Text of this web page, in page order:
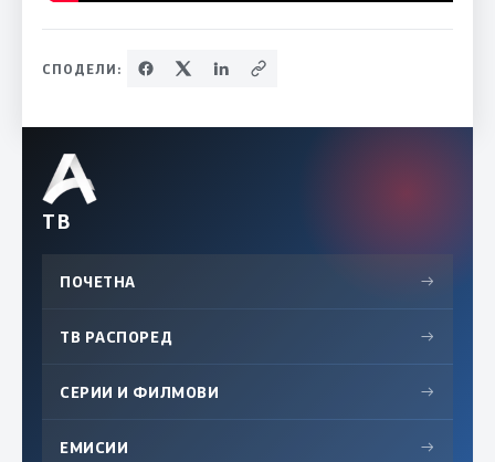
СПОДЕЛИ:
ТВ
ПОЧЕТНА →
ТВ РАСПОРЕД →
СЕРИИ И ФИЛМОВИ →
ЕМИСИИ →